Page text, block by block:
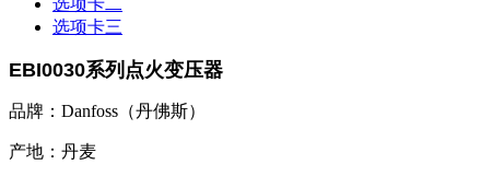
选项卡三
EBI0030系列点火变压器
品牌：Danfoss（丹佛斯）
产地：丹麦